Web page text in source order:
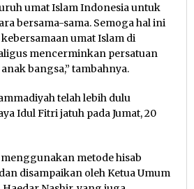
umat Islam Indonesia untuk
bersama-sama. Semoga hal ini
umat Islam di
mencerminkan persatuan
bangsa,” tambahnya.
telah lebih dulu
Idul Fitri jatuh pada Jumat, 20
metode hisab
disampaikan oleh Ketua Umum